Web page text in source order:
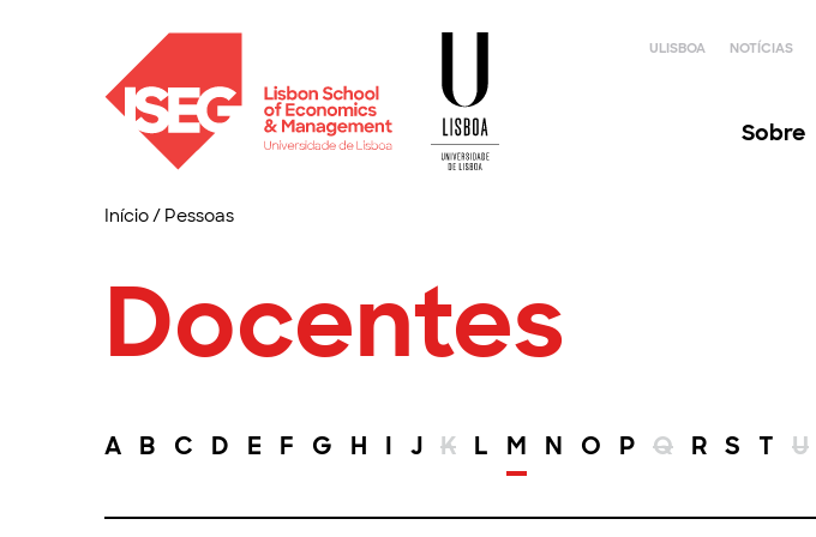
ULISBOA NOTÍCIAS
Sobre
Início/ Pessoas
Docentes
A B C D E F G H I J K L M N O P Q R S T U